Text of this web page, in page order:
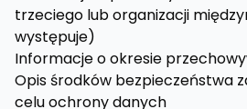
trzeciego lub organizacji
występuje)
Informacje o okresie
Opis środków bezpieczeństwa
celu ochrony danych